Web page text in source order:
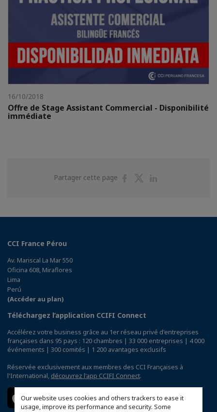
Our website uses cookies and others trackers to ease it
usage, improve its performance and security. Some
16/10/2018
Offre de Stage Assistant Commercial - Disponibilité
immédiate
Partager cette page
PartagerPartager
CCI France Pérou
Av. Mariscal La Mar 550
Oficina 608, Miraflores
Lima
Perú
(Accéder au plan)
Téléchargez l’application CCIFI Connect
Accélérez votre business grâce au 1er réseau privé d'entreprises
françaises dans 95 pays : 120 chambres | 33 000 entreprises | 4 000
événements | 300 comités | 1 200 avantages exclusifs
Réservée exclusivement aux membres des CCI Françaises à
l'International, découvrez l'app CCIFI Connect.